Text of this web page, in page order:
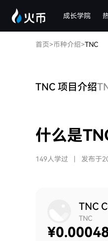
成长学院
首页>币种介绍>TNC
TNC 项目介绍
什么是
149人学过 发布于
TNC
TNC
¥